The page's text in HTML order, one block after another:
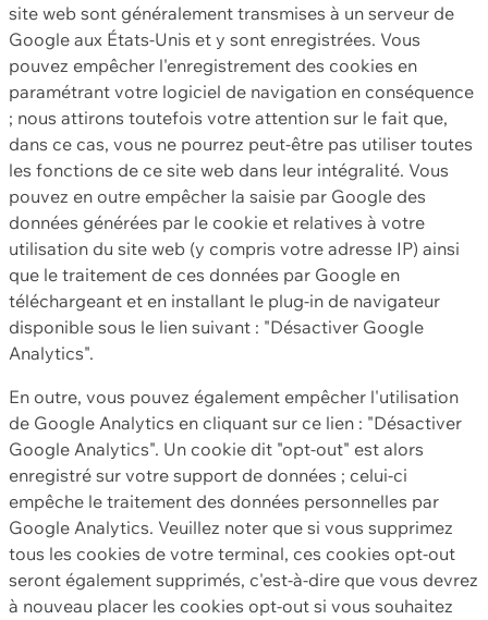
site web sont généralement transmises à un serveur de
Google aux États-Unis et y sont enregistrées. Vous
pouvez empêcher l'enregistrement des cookies en
paramétrant votre logiciel de navigation en conséquence
; nous attirons toutefois votre attention sur le fait que,
dans ce cas, vous ne pourrez peut-être pas utiliser toutes
les fonctions de ce site web dans leur intégralité. Vous
pouvez en outre empêcher la saisie par Google des
données générées par le cookie et relatives à votre
utilisation du site web (y compris votre adresse IP) ainsi
que le traitement de ces données par Google en
téléchargeant et en installant le plug-in de navigateur
disponible sous le lien suivant : "Désactiver Google
Analytics".
En outre, vous pouvez également empêcher l'utilisation
de Google Analytics en cliquant sur ce lien : "Désactiver
Google Analytics". Un cookie dit "opt-out" est alors
enregistré sur votre support de données ; celui-ci
empêche le traitement des données personnelles par
Google Analytics. Veuillez noter que si vous supprimez
tous les cookies de votre terminal, ces cookies opt-out
seront également supprimés, c'est-à-dire que vous devrez
à nouveau placer les cookies opt-out si vous souhaitez